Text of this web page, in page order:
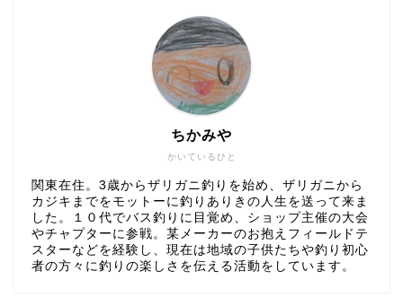
かいているひと
ちかみや
関東在住。3歳からザリガニ釣りを始め、ザリガニから
カジキまでをモットーに釣りありきの人生を送って来ま
した。１０代でバス釣りに目覚め、ショップ主催の大会
やチャプターに参戦。某メーカーのお抱えフィールドテ
スターなどを経験し、現在は地域の子供たちや釣り初心
者の方々に釣りの楽しさを伝える活動をしています。